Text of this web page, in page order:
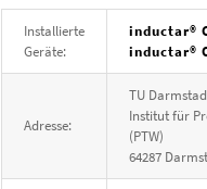
Installierte
Geräte:
inductar®
inductar®
Adresse:
TU
Institut für
(PTW)
64287